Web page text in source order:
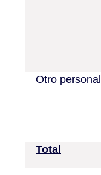
Otro personal
Total